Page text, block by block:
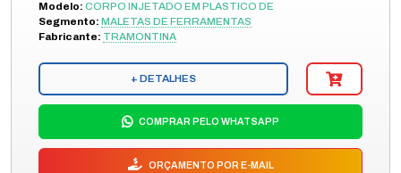
Modelo: CORPO INJETADO EM PLASTICO DE
Segmento: MALETAS DE FERRAMENTAS
Fabricante: TRAMONTINA
+ DETALHES
COMPRAR PELO WHATSAPP
ORÇAMENTO POR E-MAIL